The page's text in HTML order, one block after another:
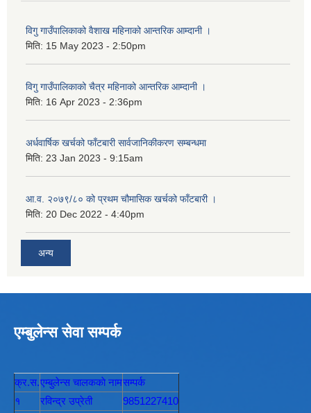
विगु गाउँपालिकाको वैशाख महिनाको आन्तरिक आम्दानी ।
मिति: 15 May 2023 - 2:50pm
विगु गाउँपालिकाको चैत्र महिनाको आन्तरिक आम्दानी ।
मिति: 16 Apr 2023 - 2:36pm
अर्धवार्षिक खर्चको फाँटबारी सार्वजानिकीकरण सम्बन्धमा
मिति: 23 Jan 2023 - 9:15am
आ.व. २०७९/८० को प्रथम चौमासिक खर्चको फाँटबारी ।
मिति: 20 Dec 2022 - 4:40pm
अन्य
एम्बुलेन्स सेवा सम्पर्क
क्र.स.एम्बुलेन्स चालककाे नामसम्पर्क
१
रविन्द्र उप्रेती
9851227410